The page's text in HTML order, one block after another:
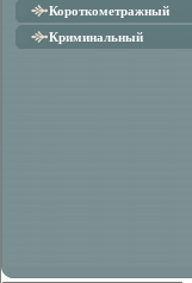
Короткометражный
Криминальный